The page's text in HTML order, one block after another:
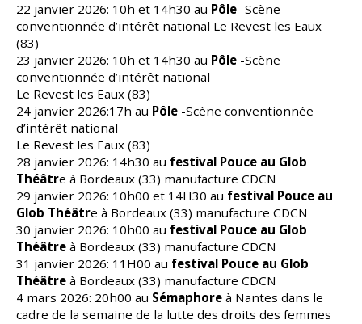
22 janvier 2026: 10h et 14h30 au Pôle -Scène
conventionnée d’intérêt national Le Revest les Eaux
(83)
23 janvier 2026: 10h et 14h30 au Pôle -Scène
conventionnée d’intérêt national
Le Revest les Eaux (83)
24 janvier 2026:17h au Pôle -Scène conventionnée
d’intérêt national
Le Revest les Eaux (83)
28 janvier 2026: 14h30 au festival Pouce au Glob
Théâtre à Bordeaux (33) manufacture CDCN
29 janvier 2026: 10h00 et 14H30 au festival Pouce au
Glob Théâtre à Bordeaux (33) manufacture CDCN
30 janvier 2026: 10h00 au festival Pouce au Glob
Théâtre à Bordeaux (33) manufacture CDCN
31 janvier 2026: 11H00 au festival Pouce au Glob
Théâtre à Bordeaux (33) manufacture CDCN
4 mars 2026: 20h00 au Sémaphore à Nantes dans le
cadre de la semaine de la lutte des droits des femmes